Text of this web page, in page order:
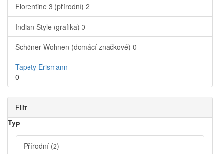
Florentine 3 (přírodní) 2
Indian Style (grafika) 0
Schöner Wohnen (domácí značkové) 0
Tapety Erismann
0
Filtr
Typ
Přírodní (2)